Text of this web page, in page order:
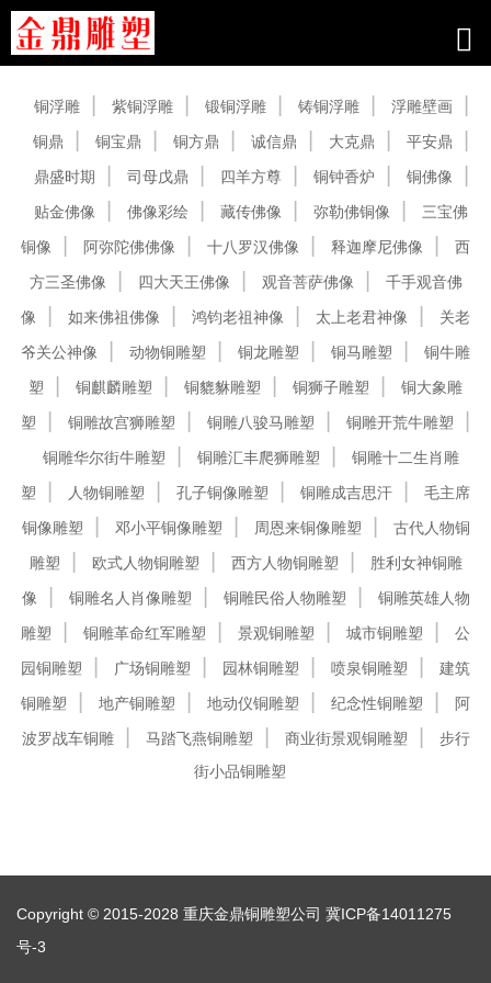
铜浮雕 紫铜浮雕 锻铜浮雕 铸铜浮雕
浮雕壁画
铜鼎
铜宝鼎 铜方鼎 诚信鼎 大克鼎
平安鼎
鼎盛时期
司母戊鼎 四羊方尊 铜钟香炉
铜佛像
贴金佛像
佛像彩绘 藏传佛像 弥勒佛铜像
三宝佛
铜像
阿弥陀佛佛像 十八罗汉佛像 释迦摩尼佛像
西
方三圣佛像
四大天王佛像 观音菩萨佛像
千手观音佛
像
如来佛祖佛像 鸿钧老祖神像 太上老君神像
关老
爷关公神像
动物铜雕塑 铜龙雕塑 铜马雕塑
铜牛雕
塑
铜麒麟雕塑 铜貔貅雕塑 铜狮子雕塑
铜大象雕
塑
铜雕故宫狮雕塑 铜雕八骏马雕塑
铜雕开荒牛雕塑
铜雕华尔街牛雕塑
铜雕汇丰爬狮雕塑
铜雕十二生肖雕
塑
人物铜雕塑 孔子铜像雕塑 铜雕成吉思汗
毛主席
铜像雕塑
邓小平铜像雕塑 周恩来铜像雕塑
古代人物铜
雕塑
欧式人物铜雕塑 西方人物铜雕塑
胜利女神铜雕
像
铜雕名人肖像雕塑 铜雕民俗人物雕塑
铜雕英雄人物
雕塑
铜雕革命红军雕塑 景观铜雕塑 城市铜雕塑
公
园铜雕塑
广场铜雕塑 园林铜雕塑 喷泉铜雕塑
建筑
铜雕塑
地产铜雕塑 地动仪铜雕塑 纪念性铜雕塑
阿
波罗战车铜雕
马踏飞燕铜雕塑 商业街景观铜雕塑
步行
街小品铜雕塑
Copyright © 2015-2028 重庆金鼎铜雕塑公司 冀ICP备14011275
号-3